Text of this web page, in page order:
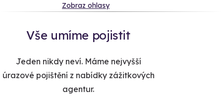
Zobraz ohlasy
Vše umíme pojistit
Jeden nikdy neví. Máme nejvyšší
úrazové pojištění z nabídky zážitkových
agentur.